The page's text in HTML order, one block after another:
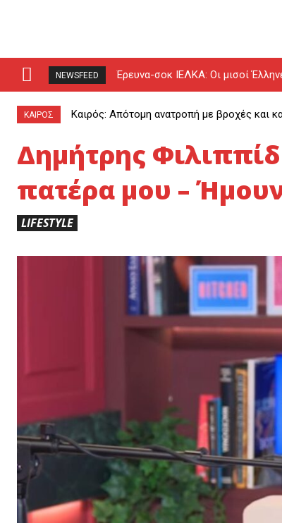
NEWSFEED Έρευνα-σοκ ΙΕΛΚΑ: Οι μισοί
ΚΑΙΡΟΣ Καιρός: Απότομη ανατροπή με βροχές και
Δημήτρης
πατέρα μου –
LIFESTYLE